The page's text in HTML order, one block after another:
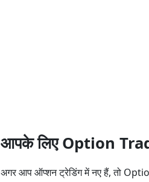
आपके लिए Option
अगर आप ऑप्शन ट्रेडिंग में नए हैं, तो